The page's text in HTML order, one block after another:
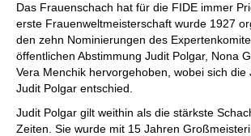
Das Frauenschach hat für die FIDE immer
erste Frauenweltmeisterschaft wurde 1927
den zehn Nominierungen des
öffentlichen Abstimmung Judit Polgar, Nona
Vera Menchik hervorgehoben, wobei sich die
Judit Polgar entschied.
Judit Polgar gilt weithin als die stärkste
Zeiten. Sie wurde mit 15 Jahren